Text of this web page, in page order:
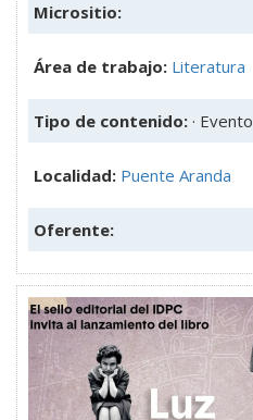
Micrositio:
Área de trabajo: Literatura
Tipo de contenido: · Evento
Localidad: Puente Aranda
Oferente: